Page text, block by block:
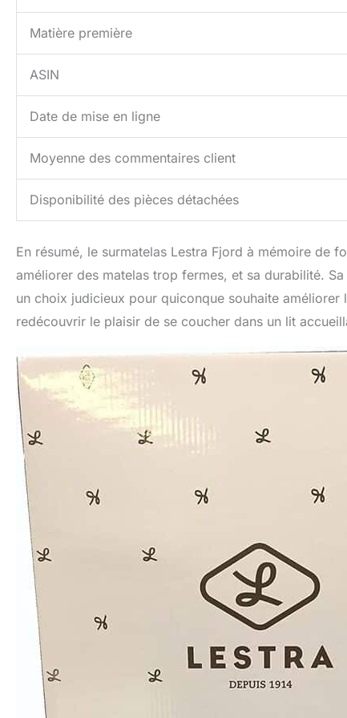
Matière première
ASIN
Date de mise en ligne
Moyenne des commentaires client
Disponibilité des pièces détachées
En résumé, le surmatelas Lestra Fjord à mémoire de
améliorer des matelas trop fermes, et sa durabilité.
un choix judicieux pour quiconque souhaite
redécouvrir le plaisir de se coucher dans un lit